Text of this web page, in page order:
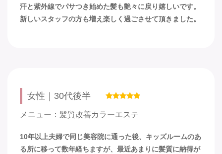
汗と紫外線でパサつき始めた髪も艶々に戻り嬉しいです。
新しいスタッフの方も増え楽しく過ごさせて頂きました。
女性｜30代後半
メニュー：髪質改善カラーエステ
10年以上夫婦で同じ美容院に通った後、キッズルームのあ
る所に移って数年経ちますが、最近あまりに髪質に納得が